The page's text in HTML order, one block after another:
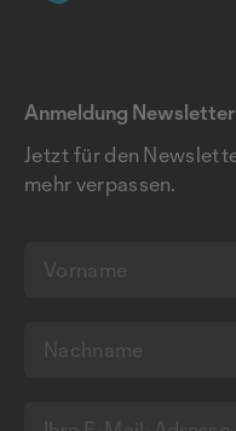
Anmeldung Newsletter
Jetzt für den
mehr verpassen.